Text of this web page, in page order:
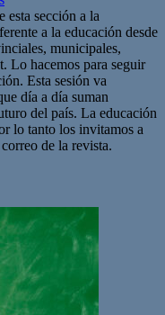
sección a la
a la educación desde
municipales,
Lo hacemos para seguir
Esta sesión va
día a día suman
del país. La educación
lo tanto los invitamos a
de la revista.